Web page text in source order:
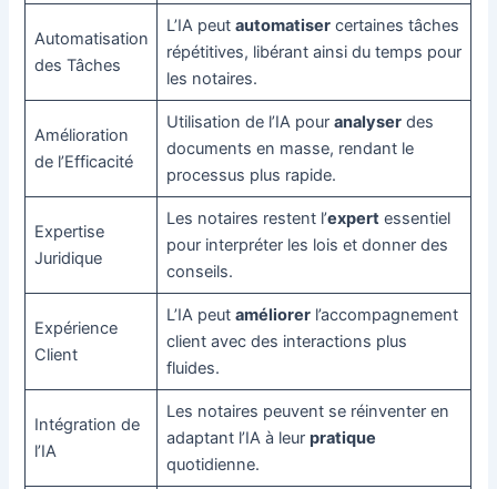
Automatisation
des Tâches
L’IA peut automatisercertaines tâches
répétitives, libérant ainsi du temps pour
les notaires.
Amélioration
de l’Efficacité
Utilisation de l’IA pour analyserdes
documents en masse, rendant le
processus plus rapide.
Expertise
Juridique
Les notaires restent l’expertessentiel
pour interpréter les lois et donner des
conseils.
Expérience
Client
L’IA peut améliorerl’accompagnement
client avec des interactions plus
fluides.
Intégration de
l’IA
Les notaires peuvent se réinventer en
adaptant l’IA à leur pratique
quotidienne.